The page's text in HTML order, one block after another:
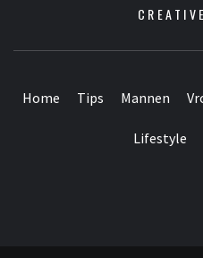
Home Tips Mannen
Lifestyle